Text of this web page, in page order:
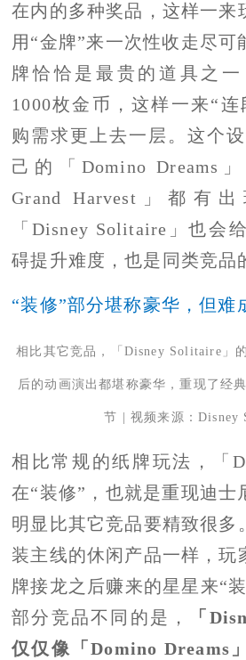
在内的多种奖品，这样一来
用“金牌”来一次性收走尽可
牌恰恰是最贵的道具之
1000枚金币，这样一来“
购需求更上去一层。这个
己的「Domino Dreams
Grand Harvest」都有
「Disney Solitaire」也会
碍提升难度，也是同类竞品
“装修”部分堪称豪华，但难
相比其它竞品，「Disney Solitaire」
后的动画演出都堪称豪华，重现了经
节 | 视频来源：Disney
相比常规的纸牌玩法，「
在“装修”，也就是重现迪士
明显比其它竞品要精致很多
装主线的休闲产品一样，玩
牌接龙之后赚来的星星来“
部分竞品不同的是，
「
仅仅像「Domino Dreams